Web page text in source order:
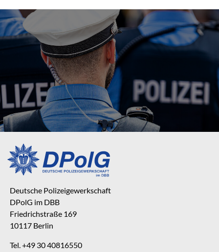
Deutsche Polizeigewerkschaft
DPolG im DBB
Friedrichstraße 169
10117 Berlin
Tel. +49 30 40816550